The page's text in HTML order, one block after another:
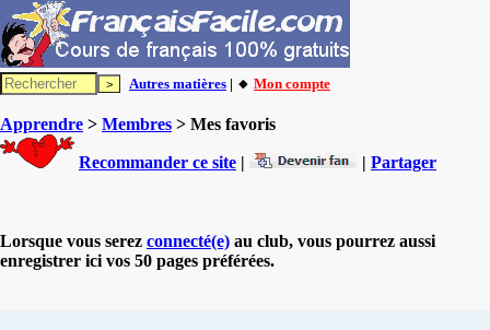
Autres matières | 🔸 Mon compte
Apprendre > Membres > Mes favoris
Recommander ce site | | Partager
Lorsque vous serez connecté(e) au club, vous pourrez aussi
enregistrer ici vos 50 pages préférées.